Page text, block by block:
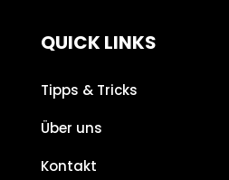
QUICK LINKS
Tipps & Tricks
Über uns
Kontakt